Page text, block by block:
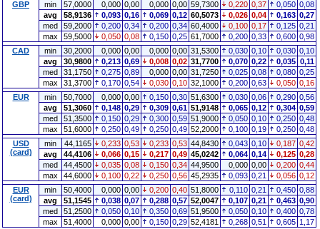
GBP
min 57,0000 0,000 0,00 0,000 0,00 59,7300 0,220 0,37 0,050 0,08
avg
58,9136 0,093 0,16 0,069 0,12 60,5073 0,026 0,04 0,163 0,27
med
59,2000 0,200 0,34 0,200 0,34 60,4000 0,100 0,17 0,125 0,21
max
59,5000 0,050 0,08 0,150 0,25 61,7000 0,200 0,33 0,600 0,98
CAD
min 30,2000 0,000 0,00 0,000 0,00 31,5300 0,030 0,10 0,030 0,10
avg
30,9800 0,213 0,69 0,008 0,02 31,7700 0,070 0,22 0,035 0,11
med
31,1750 0,275 0,89 0,000 0,00 31,7250 0,025 0,08 0,080 0,25
max
31,3700 0,170 0,54 0,030 0,10 32,1000 0,200 0,63 0,050 0,16
EUR
min 50,7000 0,000 0,00 0,150 0,30 51,6300 0,030 0,06 0,290 0,56
avg
51,3060 0,148 0,29 0,309 0,61 51,9148 0,065 0,12 0,304 0,59
med
51,3500 0,150 0,29 0,300 0,59 51,9000 0,050 0,10 0,250 0,48
max
51,6000 0,250 0,49 0,250 0,49 52,2000 0,100 0,19 0,250 0,48
USD
(card)
min 44,1165 0,233 0,53 0,233 0,53 44,8430 0,043 0,10 0,187 0,42
avg
44,4106 0,066 0,15 0,217 0,49 45,0242 0,064 0,14 0,125 0,28
med
44,4500 0,035 0,08 0,150 0,34 44,9500 0,000 0,00 0,200 0,44
max
44,6000 0,100 0,22 0,250 0,56 45,2935 0,093 0,21 0,056 0,12
EUR
(card)
min 50,4000 0,000 0,00 0,200 0,40 51,8000 0,110 0,21 0,450 0,88
avg
51,1545 0,038 0,07 0,288 0,57 52,0047 0,107 0,21 0,463 0,90
med
51,2500 0,050 0,10 0,350 0,69 51,9500 0,050 0,10 0,400 0,78
max
51,4000 0,000 0,00 0,150 0,29 52,4181 0,268 0,51 0,605 1,17